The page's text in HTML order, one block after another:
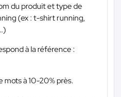
du produit et type de
(ex : t-shirt running,
à la référence :
mots à 10-20% près.